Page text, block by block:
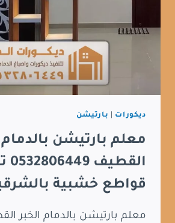
ديكورات بارتيشن
معلم بارتيشن بالدمام
قواطع خشبية
معلم بارتيشن بالدمام الخبر